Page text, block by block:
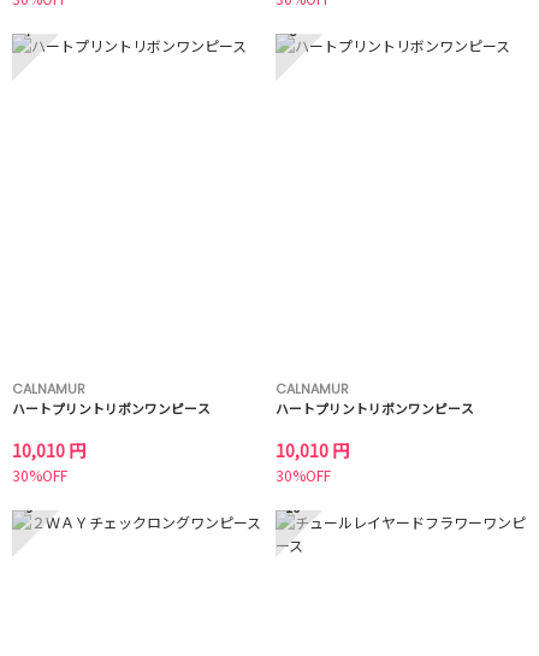
7
CALNAMUR
ハートプリントリボンワンピース
10,010 円
30%OFF
8
CALNAMUR
ハートプリントリボンワンピース
10,010 円
30%OFF
9 10